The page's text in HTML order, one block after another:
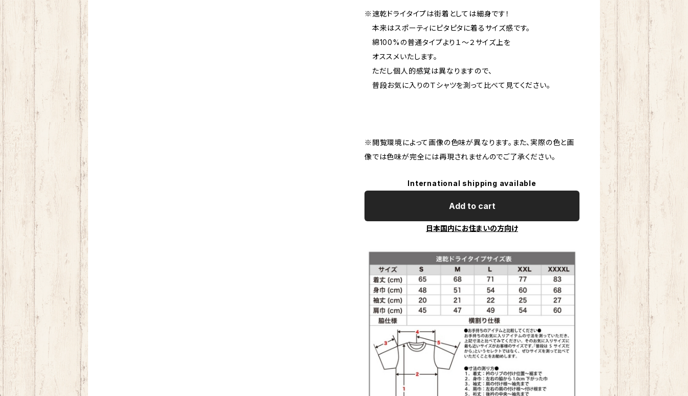
※速乾ドライタイプは街着としては細身です！
本来はスポーティにピタピタに着るサイズ感です。
綿100%の普通タイプより１〜２サイズ上を
オススメいたします。
ただし個人的感覚は異なりますので、
普段お気に入りのＴシャツを測って比べて見てください。
※閲覧環境によって画像の色味が異なります。また、実際の色と画
像では色味が完全には再現されませんのでご了承ください。
International shipping available
Add to cart
日本国内にお住まいの方向け